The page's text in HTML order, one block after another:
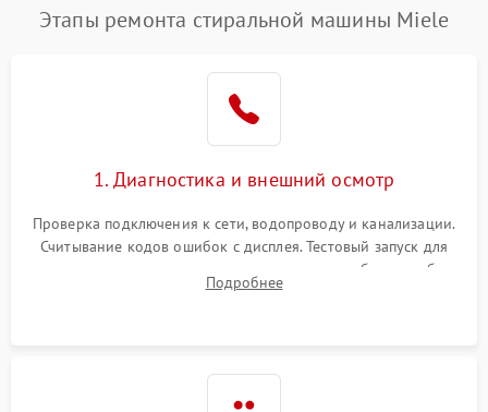
Замена платы управления Подробнее →
Этапы ремонта стиральной машины Miele
1. Диагностика и внешний осмотр
Проверка подключения к сети, водопроводу и канализации.
Считывание кодов ошибок с дисплея. Тестовый запуск для
выявления посторонних шумов, протечек или сбоев в работе
электронного модуля управления.
Подробнее